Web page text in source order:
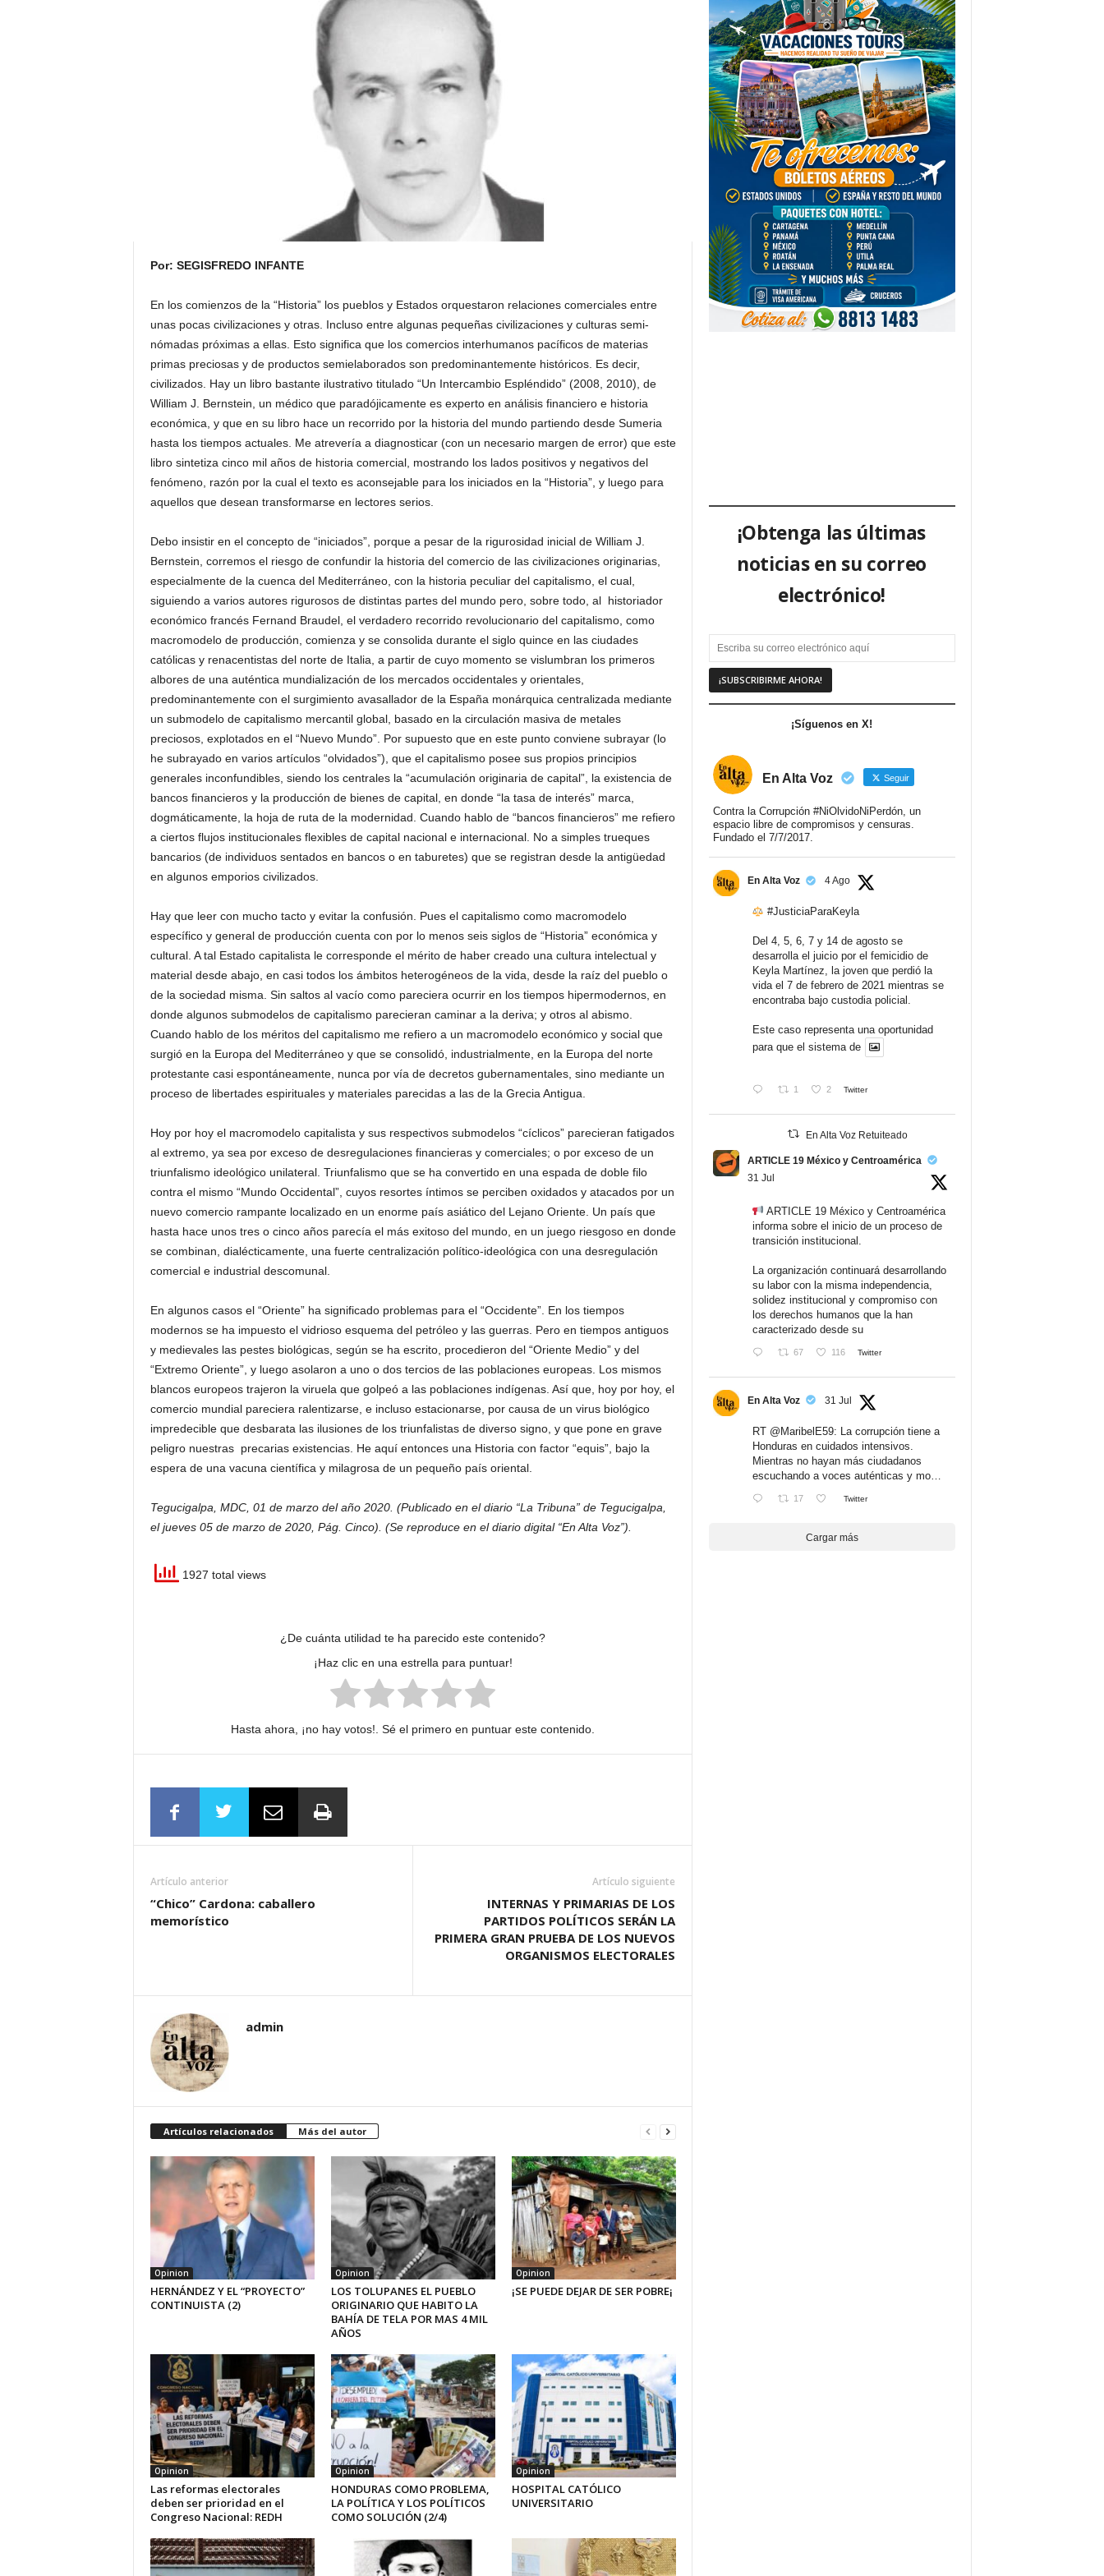
n
Por: SEGISFREDO INFANTE
En los comienzos de la “Historia” los pueblos y Estados orquestaron relaciones comerciales entre
unas pocas civilizaciones y otras. Incluso entre algunas pequeñas civilizaciones y culturas semi-
nómadas próximas a ellas. Esto significa que los comercios interhumanos pacíficos de materias
primas preciosas y de productos semielaborados son predominantemente históricos. Es decir,
civilizados. Hay un libro bastante ilustrativo titulado “Un Intercambio Espléndido” (2008, 2010), de
William J. Bernstein, un médico que paradójicamente es experto en análisis financiero e historia
económica, y que en su libro hace un recorrido por la historia del mundo partiendo desde Sumeria
hasta los tiempos actuales. Me atrevería a diagnosticar (con un necesario margen de error) que este
libro sintetiza cinco mil años de historia comercial, mostrando los lados positivos y negativos del
fenómeno, razón por la cual el texto es aconsejable para los iniciados en la “Historia”, y luego para
aquellos que desean transformarse en lectores serios.
Debo insistir en el concepto de “iniciados”, porque a pesar de la rigurosidad inicial de William J.
Bernstein, corremos el riesgo de confundir la historia del comercio de las civilizaciones originarias,
especialmente de la cuenca del Mediterráneo, con la historia peculiar del capitalismo, el cual,
siguiendo a varios autores rigurosos de distintas partes del mundo pero, sobre todo, al historiador
económico francés Fernand Braudel, el verdadero recorrido revolucionario del capitalismo, como
macromodelo de producción, comienza y se consolida durante el siglo quince en las ciudades
católicas y renacentistas del norte de Italia, a partir de cuyo momento se vislumbran los primeros
albores de una auténtica mundialización de los mercados occidentales y orientales,
predominantemente con el surgimiento avasallador de la España monárquica centralizada mediante
un submodelo de capitalismo mercantil global, basado en la circulación masiva de metales
preciosos, explotados en el “Nuevo Mundo”. Por supuesto que en este punto conviene subrayar (lo
he subrayado en varios artículos “olvidados”), que el capitalismo posee sus propios principios
generales inconfundibles, siendo los centrales la “acumulación originaria de capital”, la existencia de
bancos financieros y la producción de bienes de capital, en donde “la tasa de interés” marca,
dogmáticamente, la hoja de ruta de la modernidad. Cuando hablo de “bancos financieros” me refiero
a ciertos flujos institucionales flexibles de capital nacional e internacional. No a simples trueques
bancarios (de individuos sentados en bancos o en taburetes) que se registran desde la antigüedad
en algunos emporios civilizados.
Hay que leer con mucho tacto y evitar la confusión. Pues el capitalismo como macromodelo
específico y general de producción cuenta con por lo menos seis siglos de “Historia” económica y
cultural. A tal Estado capitalista le corresponde el mérito de haber creado una cultura intelectual y
material desde abajo, en casi todos los ámbitos heterogéneos de la vida, desde la raíz del pueblo o
de la sociedad misma. Sin saltos al vacío como pareciera ocurrir en los tiempos hipermodernos, en
donde algunos submodelos de capitalismo parecieran caminar a la deriva; y otros al abismo.
Cuando hablo de los méritos del capitalismo me refiero a un macromodelo económico y social que
surgió en la Europa del Mediterráneo y que se consolidó, industrialmente, en la Europa del norte
protestante casi espontáneamente, nunca por vía de decretos gubernamentales, sino mediante un
proceso de libertades espirituales y materiales parecidas a las de la Grecia Antigua.
Hoy por hoy el macromodelo capitalista y sus respectivos submodelos “cíclicos” parecieran fatigados
al extremo, ya sea por exceso de desregulaciones financieras y comerciales; o por exceso de un
triunfalismo ideológico unilateral. Triunfalismo que se ha convertido en una espada de doble filo
contra el mismo “Mundo Occidental”, cuyos resortes íntimos se perciben oxidados y atacados por un
nuevo comercio rampante localizado en un enorme país asiático del Lejano Oriente. Un país que
hasta hace unos tres o cinco años parecía el más exitoso del mundo, en un juego riesgoso en donde
se combinan, dialécticamente, una fuerte centralización político-ideológica con una desregulación
comercial e industrial descomunal.
En algunos casos el “Oriente” ha significado problemas para el “Occidente”. En los tiempos
modernos se ha impuesto el vidrioso esquema del petróleo y las guerras. Pero en tiempos antiguos
y medievales las pestes biológicas, según se ha escrito, procedieron del “Oriente Medio” y del
“Extremo Oriente”, y luego asolaron a uno o dos tercios de las poblaciones europeas. Los mismos
blancos europeos trajeron la viruela que golpeó a las poblaciones indígenas. Así que, hoy por hoy, el
comercio mundial pareciera ralentizarse, e incluso estacionarse, por causa de un virus biológico
impredecible que desbarata las ilusiones de los triunfalistas de diverso signo, y que pone en grave
peligro nuestras precarias existencias. He aquí entonces una Historia con factor “equis”, bajo la
espera de una vacuna científica y milagrosa de un pequeño país oriental.
Tegucigalpa, MDC, 01 de marzo del año 2020. (Publicado en el diario “La Tribuna” de Tegucigalpa,
el jueves 05 de marzo de 2020, Pág. Cinco). (Se reproduce en el diario digital “En Alta Voz”).
1927 total views
¿De cuánta utilidad te ha parecido este contenido?
¡Haz clic en una estrella para puntuar!
Hasta ahora, ¡no hay votos!. Sé el primero en puntuar este contenido.
Artículo anterior
“Chico” Cardona: caballero
memorístico
Artículo siguiente
INTERNAS Y PRIMARIAS DE LOS
PARTIDOS POLÍTICOS SERÁN LA
PRIMERA GRAN PRUEBA DE LOS NUEVOS
ORGANISMOS ELECTORALES
admin
Artículos relacionados Más del autor
Opinion
HERNÁNDEZ Y EL “PROYECTO”
CONTINUISTA (2)
Opinion
LOS TOLUPANES EL PUEBLO
ORIGINARIO QUE HABITO LA
BAHÍA DE TELA POR MAS 4 MIL
AÑOS
Opinion
¡SE PUEDE DEJAR DE SER POBRE¡
Opinion
Las reformas electorales
deben ser prioridad en el
Congreso Nacional: REDH
Opinion
HONDURAS COMO PROBLEMA,
LA POLÍTICA Y LOS POLÍTICOS
COMO SOLUCIÓN (2/4)
Opinion
HOSPITAL CATÓLICO
UNIVERSITARIO
¡Obtenga las últimas
noticias en su correo
electrónico!
¡Síguenos en X!
En Alta Voz Seguir
Contra la Corrupción #NiOlvidoNiPerdón, un
espacio libre de compromisos y censuras.
Fundado el 7/7/2017.
En Alta Voz 4 Ago
#JusticiaParaKeyla
Del 4, 5, 6, 7 y 14 de agosto se
desarrolla el juicio por el femicidio de
Keyla Martínez, la joven que perdió la
vida el 7 de febrero de 2021 mientras se
encontraba bajo custodia policial.
Este caso representa una oportunidad
para que el sistema de
1 2 Twitter
En Alta Voz Retuiteado
ARTICLE 19 México y Centroamérica
31 Jul
ARTICLE 19 México y Centroamérica
informa sobre el inicio de un proceso de
transición institucional.
La organización continuará desarrollando
su labor con la misma independencia,
solidez institucional y compromiso con
los derechos humanos que la han
caracterizado desde su
67 116 Twitter
En Alta Voz 31 Jul
RT @MaribelE59: La corrupción tiene a
Honduras en cuidados intensivos.
Mientras no hayan más ciudadanos
escuchando a voces auténticas y mo…
17 Twitter
Cargar más